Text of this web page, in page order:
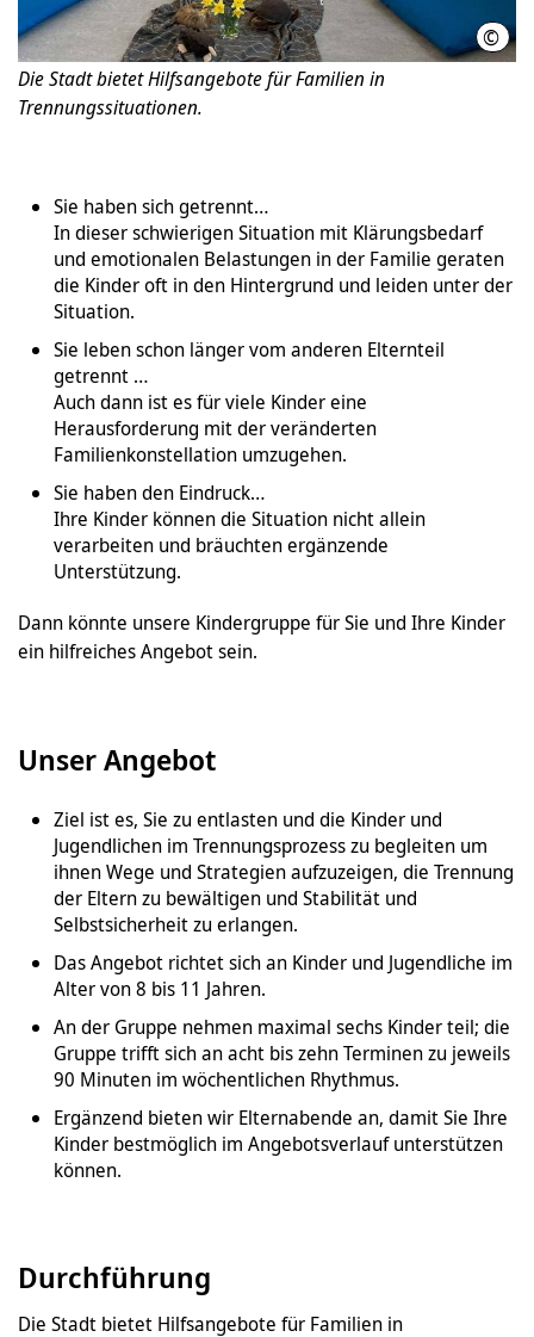
© LHH
Die Stadt bietet Hilfsangebote für Familien in
Trennungssituationen.
Sie haben sich getrennt…
In dieser schwierigen Situation mit Klärungsbedarf
und emotionalen Belastungen in der Familie geraten
die Kinder oft in den Hintergrund und leiden unter der
Situation.
Sie leben schon länger vom anderen Elternteil
getrennt …
Auch dann ist es für viele Kinder eine
Herausforderung mit der veränderten
Familienkonstellation umzugehen.
Sie haben den Eindruck…
Ihre Kinder können die Situation nicht allein
verarbeiten und bräuchten ergänzende
Unterstützung.
Dann könnte unsere Kindergruppe für Sie und Ihre Kinder
ein hilfreiches Angebot sein.
Unser Angebot
Ziel ist es, Sie zu entlasten und die Kinder und
Jugendlichen im Trennungsprozess zu begleiten um
ihnen Wege und Strategien aufzuzeigen, die Trennung
der Eltern zu bewältigen und Stabilität und
Selbstsicherheit zu erlangen.
Das Angebot richtet sich an Kinder und Jugendliche im
Alter von 8 bis 11 Jahren.
An der Gruppe nehmen maximal sechs Kinder teil; die
Gruppe trifft sich an acht bis zehn Terminen zu jeweils
90 Minuten im wöchentlichen Rhythmus.
Ergänzend bieten wir Elternabende an, damit Sie Ihre
Kinder bestmöglich im Angebotsverlauf unterstützen
können.
Durchführung
Die Stadt bietet Hilfsangebote für Familien in